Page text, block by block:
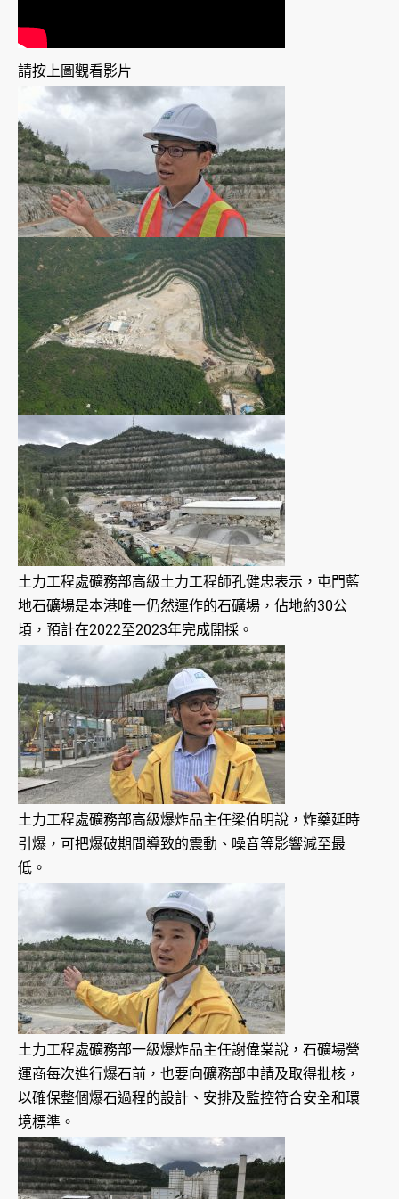
請按上圖觀看影片
土力工程處礦務部高級土力工程師孔健忠表示，屯門藍
地石礦場是本港唯一仍然運作的石礦場，佔地約30公
頃，預計在2022至2023年完成開採。
土力工程處礦務部高級爆炸品主任梁伯明說，炸藥延時
引爆，可把爆破期間導致的震動、噪音等影響減至最
低。
土力工程處礦務部一級爆炸品主任謝偉棠說，石礦場營
運商每次進行爆石前，也要向礦務部申請及取得批核，
以確保整個爆石過程的設計、安排及監控符合安全和環
境標準。